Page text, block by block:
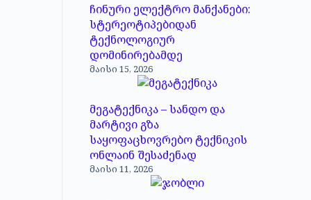
ჩინური ელექტრო მანქანები:
სტერეოტიპებიდან
ტექნოლოგიურ
დომინირებამდე
მაისი 15, 2026
მეგატექნიკა – სანდო და
მარტივი გზა
საყოფაცხოვრებო ტექნიკის
ონლაინ შესაძენად
მაისი 11, 2026